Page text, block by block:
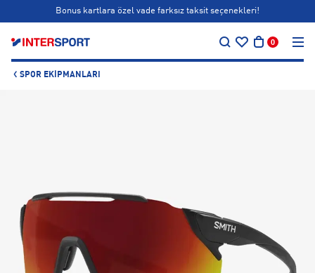
Bonus kartlara özel vade farksız taksit seçenekleri!
0
SPOR EKIPMANLARI